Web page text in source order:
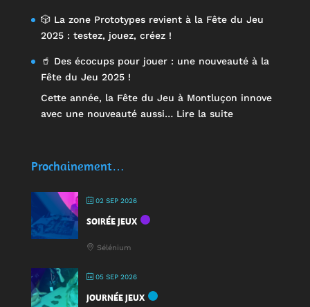
🎲 La zone Prototypes revient à la Fête du Jeu
2025 : testez, jouez, créez !
🥤 Des écocups pour jouer : une nouveauté à la
Fête du Jeu 2025 !
Cette année, la Fête du Jeu à Montluçon innove
avec une nouveauté aussi… Lire la suite:
Prochainement…
02 SEP 2026
SOIRÉE JEUX
Sélénium
05 SEP 2026
JOURNÉE JEUX